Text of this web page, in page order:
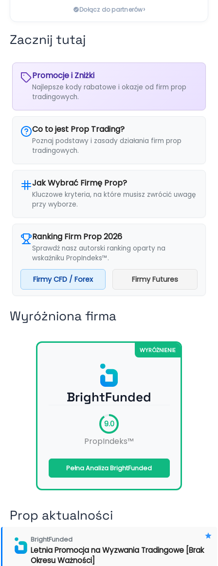
Dołącz do partnerów›
Zacznij tutaj
Promocje i Zniżki
Najlepsze kody rabatowe i okazje od firm prop
tradingowych.
Co to jest Prop Trading?
Poznaj podstawy i zasady działania firm prop
tradingowych.
Jak Wybrać Firmę Prop?
Kluczowe kryteria, na które musisz zwrócić uwagę
przy wyborze.
Ranking Firm Prop 2026
Sprawdź nasz autorski ranking oparty na
wskaźniku PropIndeks™.
Firmy CFD / Forex Firmy Futures
Wyróżniona firma
WYRÓŻNIENIE
BrightFunded
9.0
PropIndeks™
Pełna Analiza BrightFunded
Prop aktualności
BrightFunded
Letnia Promocja na Wyzwania Tradingowe [Brak
Okresu Ważności]